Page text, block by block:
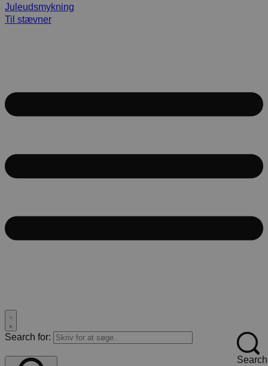
Juleudsmykning
Til stævner
Search for:
Search